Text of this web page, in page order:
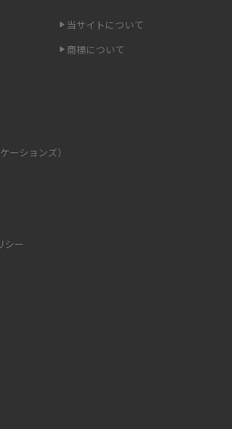
Wi-Fi）とは？おススメする方の特徴や選び方を
の目安やギガが足りない時の対処法を紹介
いやメリットと注意点、規格の種類も解説
やメリット・デメリットを初心者向けにわかり
当サイトについて
商標について
ーションズ）
シー